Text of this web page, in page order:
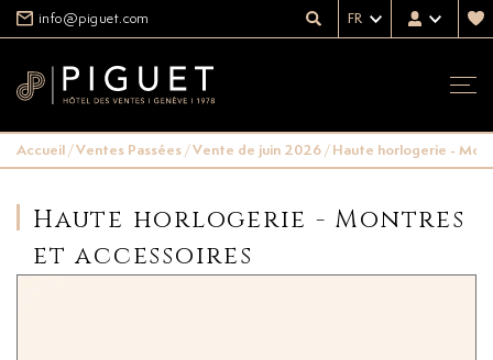
info@piguet.com FR
Accueil/Ventes Passées/Vente de juin 2026/Haute horlogerie -
Haute horlogerie - Montres
et accessoires